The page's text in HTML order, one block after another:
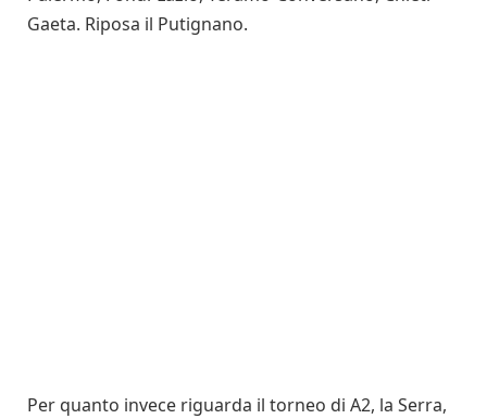
Gaeta. Riposa il Putignano.
Per quanto invece riguarda il torneo di A2, la Serra,